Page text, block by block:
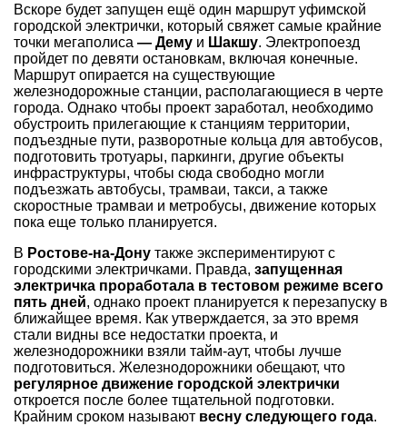
Вскоре будет запущен ещё один маршрут уфимской
городской электрички, который свяжет самые крайние
точки мегаполиса — Дему и Шакшу. Электропоезд
пройдет по девяти остановкам, включая конечные.
Маршрут опирается на существующие
железнодорожные станции, располагающиеся в черте
города. Однако чтобы проект заработал, необходимо
обустроить прилегающие к станциям территории,
подъездные пути, разворотные кольца для автобусов,
подготовить тротуары, паркинги, другие объекты
инфраструктуры, чтобы сюда свободно могли
подъезжать автобусы, трамваи, такси, а также
скоростные трамваи и метробусы, движение которых
пока еще только планируется.
В Ростове-на-Дону также экспериментируют с
городскими электричками. Правда, запущенная
электричка проработала в тестовом режиме всего
пять дней, однако проект планируется к перезапуску в
ближайщее время. Как утверждается, за это время
стали видны все недостатки проекта, и
железнодорожники взяли тайм-аут, чтобы лучше
подготовиться. Железнодорожники обещают, что
регулярное движение городской электрички
откроется после более тщательной подготовки.
Крайним сроком называют весну следующего года.